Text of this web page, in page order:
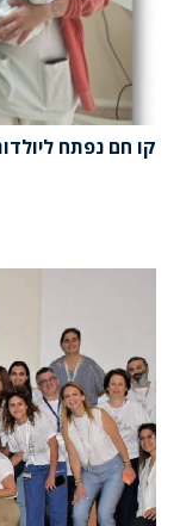
קו חם נפתח